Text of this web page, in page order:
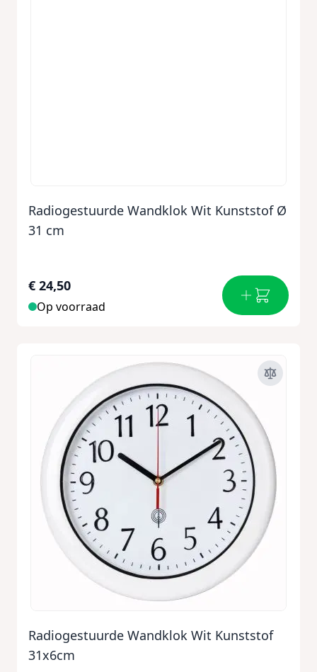
Radiogestuurde Wandklok Wit Kunststof Ø
31 cm
€ 24,50
Op voorraad
Radiogestuurde Wandklok Wit Kunststof
31x6cm